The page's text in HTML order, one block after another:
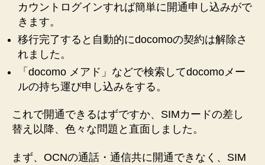
カウントログインすれば簡単に開通申し込みがで
きます。
移行完了すると自動的にdocomoの契約は解除さ
れました。
「docomo メアド」などで検索してdocomoメー
ルの持ち運び申し込みをする。
これで開通できるはずですか、SIMカードの差し
替え以降、色々な問題と直面しました。
まず、OCNの通話・通信共に開通できなく、SIM